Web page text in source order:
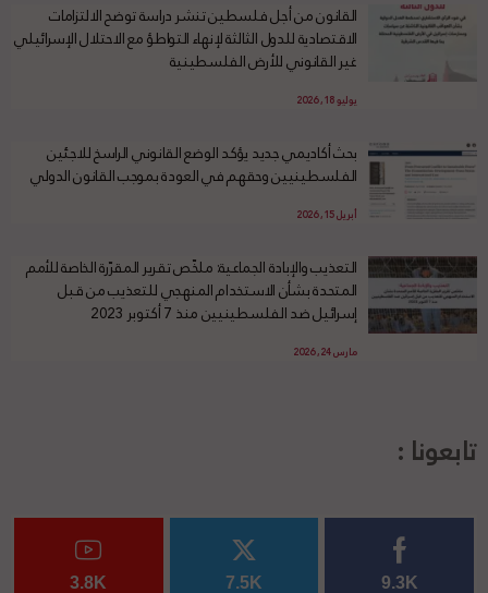
القانون من أجل فلسطين تنشر دراسة توضح الالتزامات
الاقتصادية للدول الثالثة لإنهاء التواطؤ مع الاحتلال الإسرائيلي
غير القانوني للأرض الفلسطينية
يوليو 18, 2026
بحث أكاديمي جديد يؤكد الوضع القانوني الراسخ للاجئين
الفلسطينيين وحقهم في العودة بموجب القانون الدولي
أبريل 15, 2026
التعذيب والإبادة الجماعية: ملخّص تقرير المقرّرة الخاصة للأمم
المتحدة بشأن الاستخدام المنهجي للتعذيب من قبل
إسرائيل ضد الفلسطينيين منذ 7 أكتوبر 2023
مارس 24, 2026
تابعونا :
9.3K
7.5K
3.8K